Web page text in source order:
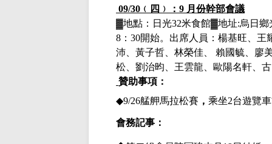
09/30 ﹙四﹚： 9 月份幹部會議
▓地點：日光32米食館▓地址:烏日鄉
8 ： 30開始。 出席人員：楊基旺、王
沛、黃子哲、林榮佳、 賴國毓、廖
松、劉治昀、王雲龍、歐陽名軒、
贊助事項：
◆9/26艋舺馬拉松賽 ， 乘坐2台遊覽
會務記事：